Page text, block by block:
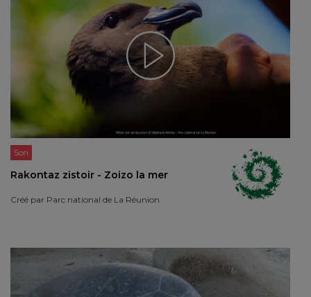
Son
Rakontaz zistoir - Zoizo la mer
Créé par Parc national de La Réunion